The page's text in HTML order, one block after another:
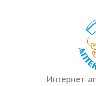
Интернет-